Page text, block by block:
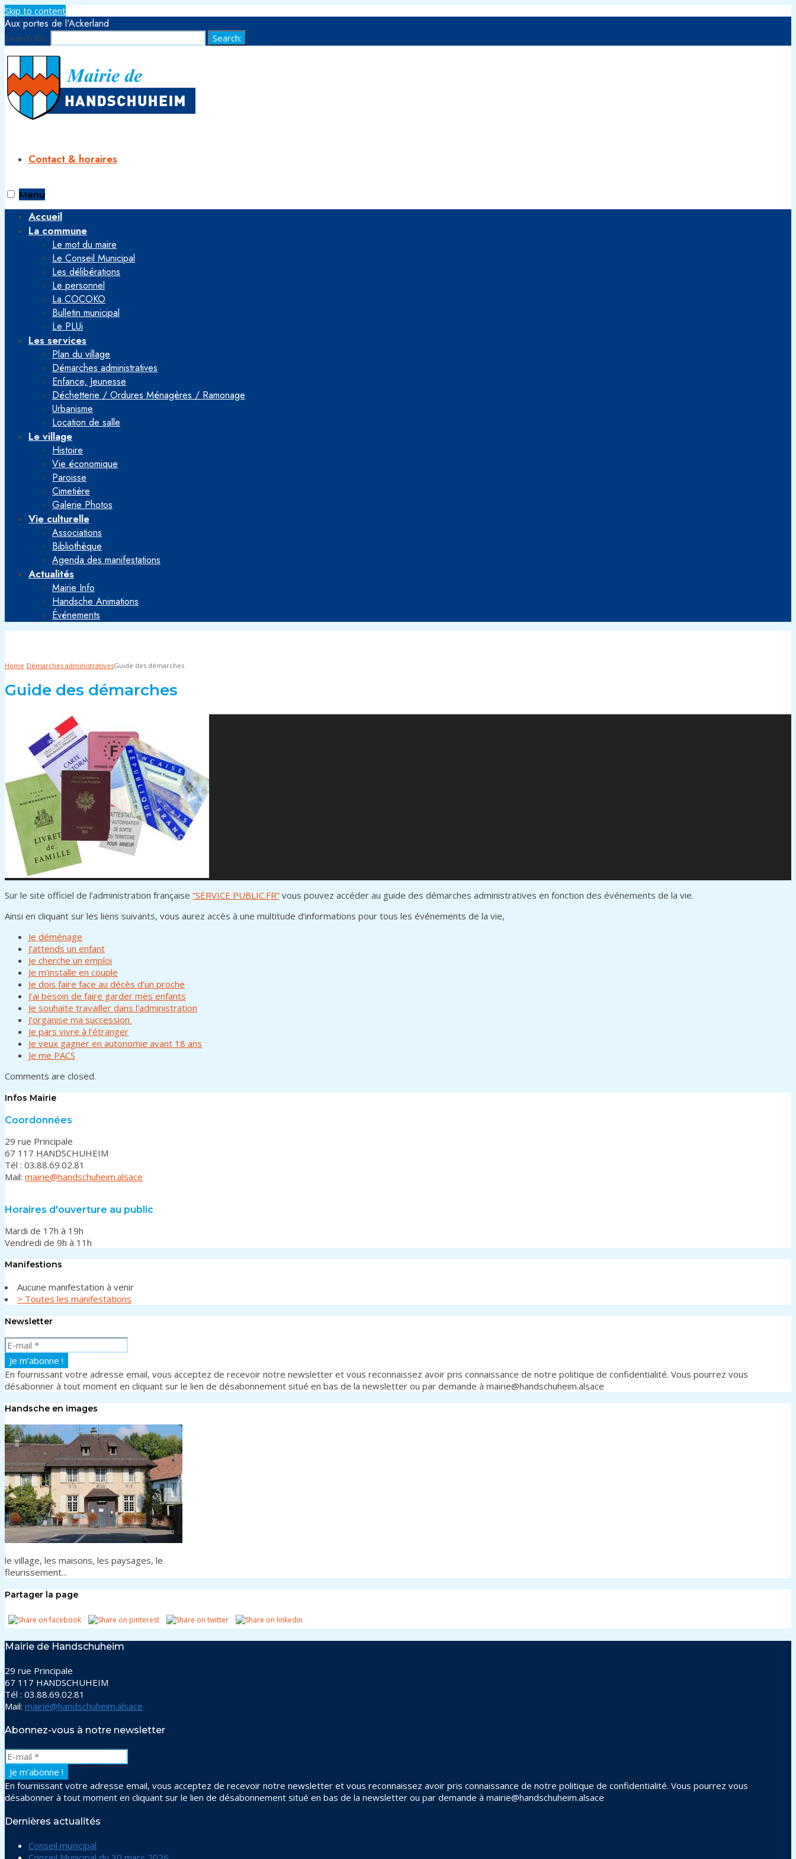
Skip to content
Aux portes de l'Ackerland
Search for: Search:
Contact & horaires
Menu
Accueil
La commune
Le mot du maire
Le Conseil Municipal
Les délibérations
Le personnel
La COCOKO
Bulletin municipal
Le PLUi
Les services
Plan du village
Démarches administratives
Enfance, Jeunesse
Déchetterie / Ordures Ménagères / Ramonage
Urbanisme
Location de salle
Le village
Histoire
Vie économique
Paroisse
Cimetière
Galerie Photos
Vie culturelle
Associations
Bibliothèque
Agenda des manifestations
Actualités
Mairie Info
Handsche Animations
Événements
Home Démarches administrativesGuide des démarches
Guide des démarches
Sur le site officiel de l’administration française “SERVICE PUBLIC.FR” vous pouvez accéder au guide des démarches administratives en fonction des événements de la vie.
Ainsi en cliquant sur les liens suivants, vous aurez accès à une multitude d’informations pour tous les événements de la vie,
Je déménage
J’attends un enfant
Je cherche un emploi
Je m’installe en couple
Je dois faire face au décès d’un proche
J’ai besoin de faire garder mes enfants
Je souhaite travailler dans l’administration
J’organise ma succession
Je pars vivre à l’étranger
Je veux gagner en autonomie avant 18 ans
Je me PACS
Comments are closed.
Infos Mairie
Coordonnées
29 rue Principale
67 117 HANDSCHUHEIM
Tél : 03.88.69.02.81
Mail: mairie@handschuheim.alsace
Horaires d'ouverture au public
Mardi de 17h à 19h
Vendredi de 9h à 11h
Manifestions
Aucune manifestation à venir
> Toutes les manifestations
Newsletter
En fournissant votre adresse email, vous acceptez de recevoir notre newsletter et vous reconnaissez avoir pris connaissance de notre politique de confidentialité. Vous pourrez vous
désabonner à tout moment en cliquant sur le lien de désabonnement situé en bas de la newsletter ou par demande à mairie@handschuheim.alsace
Handsche en images
le village, les maisons, les paysages, le
fleurissement...
Partager la page
Mairie de Handschuheim
29 rue Principale
67 117 HANDSCHUHEIM
Tél : 03.88.69.02.81
Mail: mairie@handschuheim.alsace
Abonnez-vous à notre newsletter
En fournissant votre adresse email, vous acceptez de recevoir notre newsletter et vous reconnaissez avoir pris connaissance de notre politique de confidentialité. Vous pourrez vous
désabonner à tout moment en cliquant sur le lien de désabonnement situé en bas de la newsletter ou par demande à mairie@handschuheim.alsace
Dernières actualités
Conseil municipal